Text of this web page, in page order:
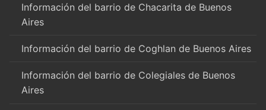
Información del barrio de Chacarita de Buenos
Aires
Información del barrio de Coghlan de Buenos Aires
Información del barrio de Colegiales de Buenos
Aires